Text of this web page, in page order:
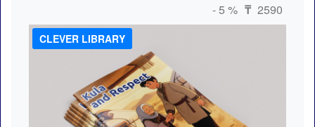
- 5 % ₸ 2590
CLEVER LIBRARY